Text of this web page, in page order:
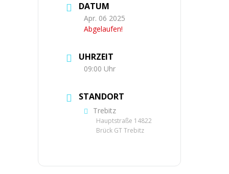
DATUM
Apr. 06 2025
Abgelaufen!
UHRZEIT
09:00 Uhr
STANDORT
Trebitz
Hauptstraße 14822
Brück GT Trebitz